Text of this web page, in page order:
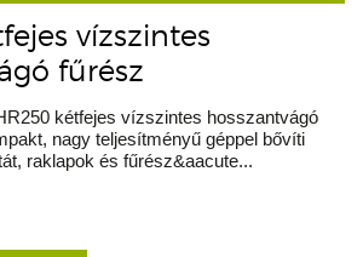
vízszintes
fűrész
kétfejes vízszintes hosszantvágó
nagy teljesítményű géppel bővíti
raklapok és fűrész&aacute...